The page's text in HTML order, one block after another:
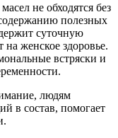
не обходятся без
полезных
суточную
женское здоровье.
встряски и
людям
в состав, помогает